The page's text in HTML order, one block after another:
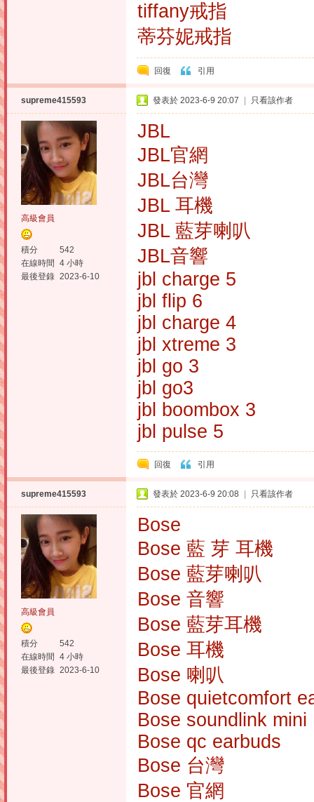
tiffany戒指
蒂芬妮戒指
回復 引用
supreme415593
高級會員
積分
542
在線時間
4 小時
最後登錄 2023-6-10
發表於 2023-6-9 20:07 只看該作者
JBL
JBL官網
JBL台灣
JBL 耳機
JBL 藍芽喇叭
JBL音響
jbl charge 5
jbl flip 6
jbl charge 4
jbl xtreme 3
jbl go 3
jbl go3
jbl boombox 3
jbl pulse 5
回復 引用
supreme415593
高級會員
積分
542
在線時間
4 小時
最後登錄 2023-6-10
發表於 2023-6-9 20:08 只看該作者
Bose
Bose 藍 芽 耳機
Bose 藍芽喇叭
Bose 音響
Bose 藍芽耳機
Bose 耳機
Bose 喇叭
Bose quietcomfort
Bose soundlink mini
Bose qc earbuds
Bose 台灣
Bose 官網